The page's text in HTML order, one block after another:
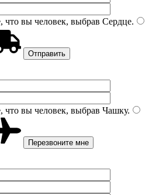
что вы человек, выбрав Сердце.
что вы человек, выбрав Чашку.